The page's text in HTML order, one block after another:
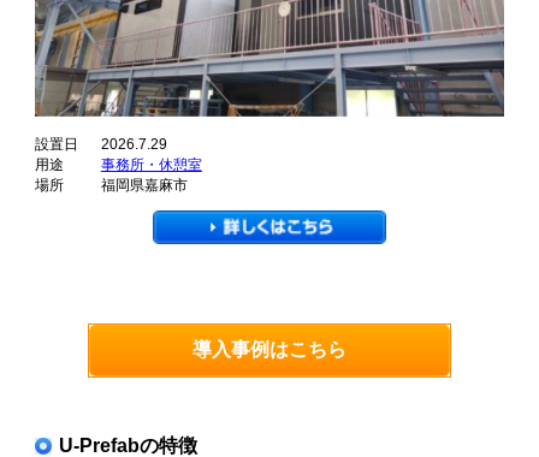
設置日
2026.7.29
用途
事務所・休憩室
場所
福岡県嘉麻市
導入事例はこちら
U-Prefabの特徴